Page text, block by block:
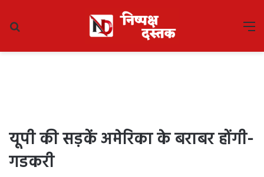
यूपी की सड़कें अमेरिका के बराबर होंगी-
गडकरी